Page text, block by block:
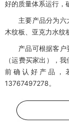
好的质量体系运行，
主要产品分为
木纹板、亚克力水纹
产品可根据客
（运费买家出），
前确认好产品，
13767497278。